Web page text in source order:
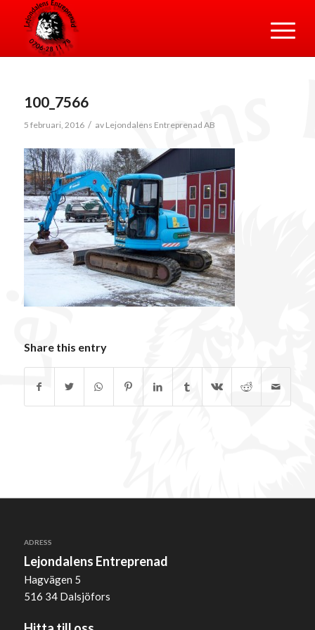
100_7566
5 februari, 2016 / av Lejondalens Entreprenad AB
Share this entry
ADRESS
Lejondalens Entreprenad
Hagvägen 5
516 34 Dalsjöfors